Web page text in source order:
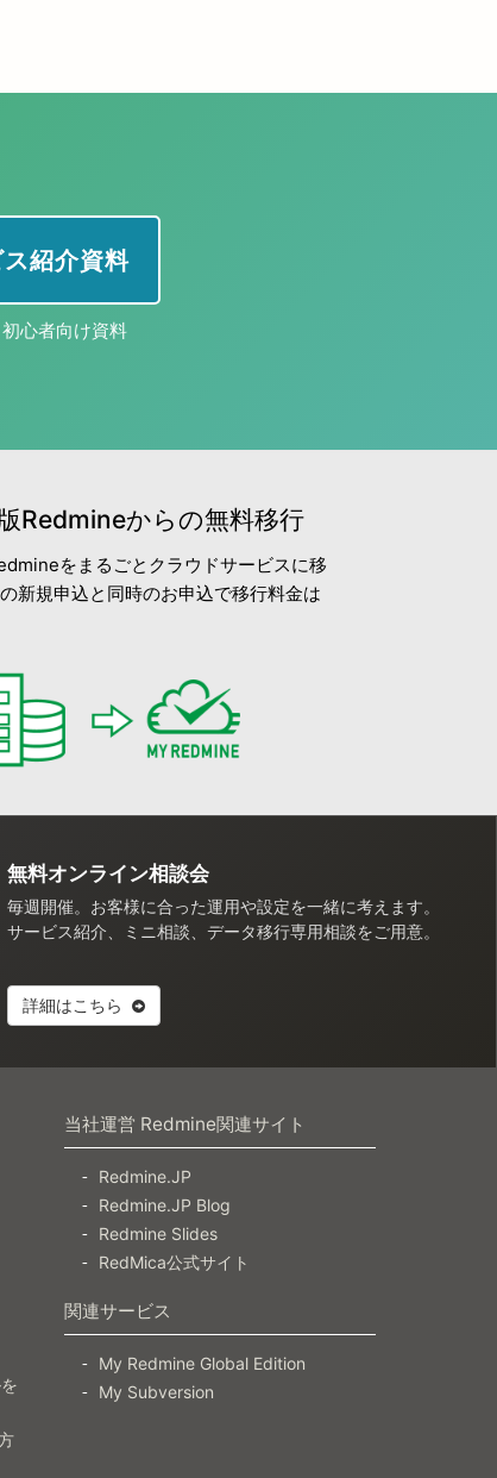
紹介資料
心者向け資料
Redmineからの無料移行
をまるごとクラウドサービスに移
新規申込と同時のお申込で移行料金は
無料オンライン相談会
毎週開催。お客様に合った運用や設定を一緒に考えます。
サービス紹介、ミニ相談、データ移行専用相談をご用意。
詳細はこちら
当社運営 Redmine関連サイト
Redmine.JP
Redmine.JP Blog
Redmine Slides
RedMica公式サイト
関連サービス
My Redmine Global Edition
My Subversion